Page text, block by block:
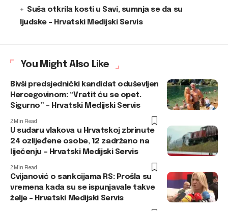
Suša otkrila kosti u Savi, sumnja se da su
ljudske – Hrvatski Medijski Servis
You Might Also Like
Bivši predsjednički kandidat oduševljen
Hercegovinom: “Vratit ću se opet.
Sigurno” – Hrvatski Medijski Servis
2 Min Read
U sudaru vlakova u Hrvatskoj zbrinute
24 ozlijeđene osobe, 12 zadržano na
liječenju – Hrvatski Medijski Servis
2 Min Read
Cvijanović o sankcijama RS: Prošla su
vremena kada su se ispunjavale takve
želje – Hrvatski Medijski Servis